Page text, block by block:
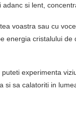
si lent,
voastra sau cu
energia cristalului
experimenta
sa calatoriti in